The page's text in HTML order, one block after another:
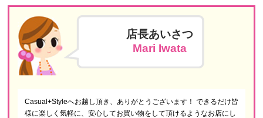
店長あいさつ
Mari Iwata
Casual+Styleへお越し頂き、ありがとうございます！ できるだけ皆
様に楽しく気軽に、安心してお買い物をして頂けるようなお店にし